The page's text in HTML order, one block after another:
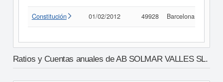
Constitución 01/02/2012 49928 Barcelona
Ratios y Cuentas anuales de AB SOLMAR VALLES SL.